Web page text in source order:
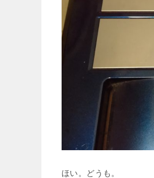
ほい。どうも。